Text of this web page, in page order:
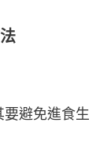
要避免進食生